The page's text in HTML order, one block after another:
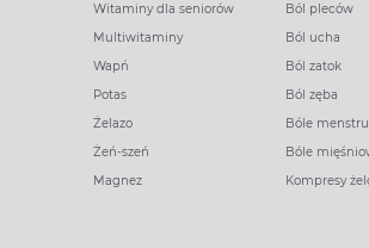
Witaminy dla seniorów
Multiwitaminy
Wapń
Potas
Żelazo
Żeń-szeń
Magnez
Ból pleców
Ból ucha
Ból zatok
Ból zęba
Bóle
Bóle
Kompresy